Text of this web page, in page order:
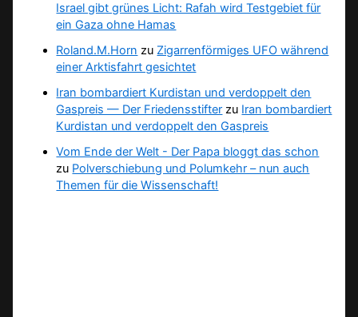
Israel gibt grünes Licht: Rafah wird Testgebiet für
ein Gaza ohne Hamas
Roland.M.Horn zu Zigarrenförmiges UFO während
einer Arktisfahrt gesichtet
Iran bombardiert Kurdistan und verdoppelt den
Gaspreis — Der Friedensstifter zu Iran bombardiert
Kurdistan und verdoppelt den Gaspreis
Vom Ende der Welt - Der Papa bloggt das schon
zu Polverschiebung und Polumkehr – nun auch
Themen für die Wissenschaft!